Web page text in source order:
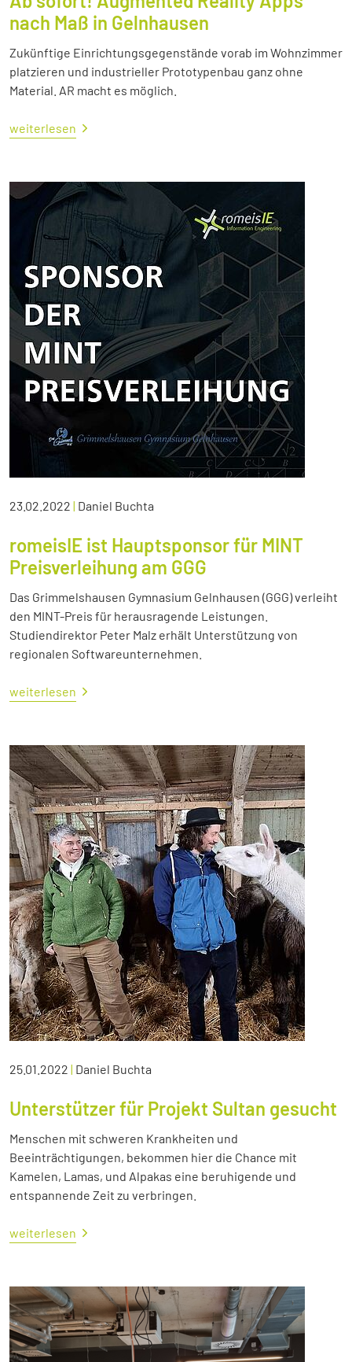
nach Maß in Gelnhausen
Zukünftige Einrichtungsgegenstände vorab im Wohnzimmer
platzieren und industrieller Prototypenbau ganz ohne
Material. AR macht es möglich.
weiterlesen
23.02.2022 | Daniel Buchta
romeisIE ist Hauptsponsor für MINT
Preisverleihung am GGG
Das Grimmelshausen Gymnasium Gelnhausen (GGG) verleiht
den MINT-Preis für herausragende Leistungen.
Studiendirektor Peter Malz erhält Unterstützung von
regionalen Softwareunternehmen.
weiterlesen
25.01.2022 | Daniel Buchta
Unterstützer für Projekt Sultan gesucht
Menschen mit schweren Krankheiten und
Beeinträchtigungen, bekommen hier die Chance mit
Kamelen, Lamas, und Alpakas eine beruhigende und
entspannende Zeit zu verbringen.
weiterlesen